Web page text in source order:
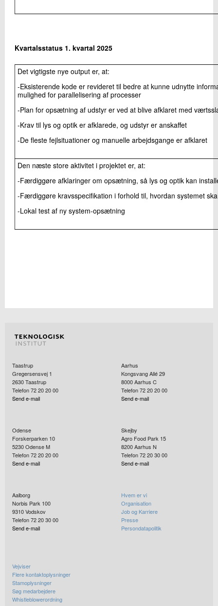
Kvartalsstatus 1. kvartal 2025
Det vigtigste nye output er, at:
-Eksisterende kode er revideret til bedre at kunne udnytte
mulighed for parallelisering af processer
-Plan for opsætning af udstyr er ved at blive afklaret med
-Krav til lys og optik er afklarede, og udstyr er anskaffet
-De fleste fejlsituationer og manuelle arbejdsgange er afklaret
Den næste store aktivitet i projektet er, at:
-Færdiggøre afklaringer om opsætning, så lys og optik kan
-Færdiggøre kravsspecifikation i forhold til, hvordan systemet
-Lokal test af ny system-opsætning
Taastrup
Gregersensvej 1
2630Taastrup
Telefon 72 20 20 00
Send e-mail
Aarhus
Kongsvang Allé 29
8000Aarhus C
Telefon 72 20 20 00
Send e-mail
Odense
Forskerparken 10
5230Odense M
Telefon 72 20 20 00
Send e-mail
Skejby
Agro Food Park 15
8200Aarhus N
Telefon 72 20 30 00
Send e-mail
Aalborg
Norbis Park 100
9310Vodskov
Telefon 72 20 30 00
Send e-mail
Hvem er vi
Organisation
Job og Karriere
Presse
Persondatapolitik
Vejviser
Flere kontaktoplysninger
Stamoplysninger
Søg medarbejdere
Whistleblowerordning